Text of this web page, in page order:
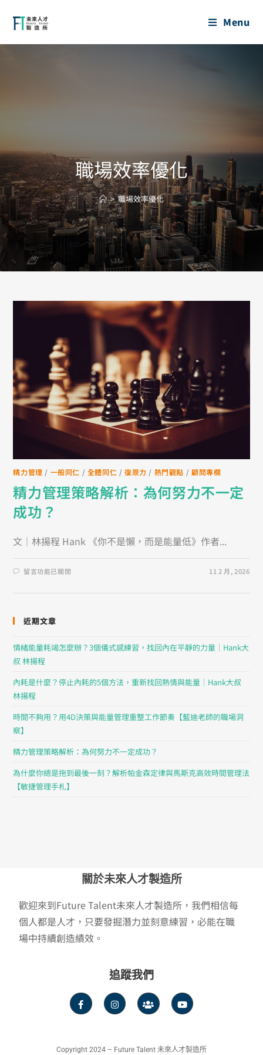
Menu
職場效率優化
> 職場效率優化
精力管理 / 一般同仁 / 全體同仁 /復原力 / 熱門觀點 / 顧問專欄
精力管理策略解析：為何努力不一定
成功？
文｜林揚程 Hank 《你不是懶，而是能量低》作者...
留言功能已關閉 11 2 月, 2026
近期文章
情緒能量耗竭怎麼辦？3個儀式感練習，找回內在平靜的力量｜Hank大
叔 林揚程
內耗是什麼？停止內耗的5個方法，重新找回熱情與能量｜Hank大叔
林揚程
時間不夠用？用4D決策與能量管理重整工作節奏【藍迪老師的職場洞
察】
精力管理策略解析：為何努力不一定成功？
為什麼你總是拖到最後一刻？解析帕金森定律與馬斯克高效時間管理法
【敏捷管理手札】
關於未來人才製造所
歡迎來到Future Talent未來人才製造所，我們相信每
個人都是人才，只要發掘潛力並刻意練習，必能在職
場中持續創造績效。
追蹤我們
Copyright 2024 – Future Talent 未來人才製造所